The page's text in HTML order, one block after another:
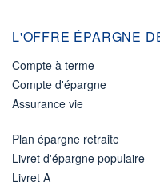
L'OFFRE ÉPARGNE
Compte à terme
Compte d'épargne
Assurance vie
Plan épargne retraite
Livret d'épargne populaire
Livret A